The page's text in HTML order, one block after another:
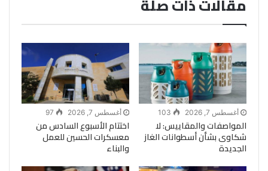
مقالات ذات صلة
أغسطس 7, 2026 103
المواصفات والمقاييس: لا
شكاوى بشأن أسطوانات الغاز
الجديدة
أغسطس 7, 2026 97
اختتام الأسبوع السادس من
معسكرات الحسين للعمل
والبناء